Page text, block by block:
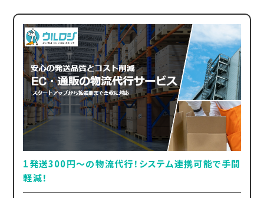
1発送300円～の物流代行！システム連携可能で手間
軽減！